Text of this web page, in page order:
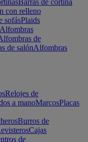
Barras de cortina
con relleno
sofásPlaids
Alfombras
de
de salónAlfombras
Relojes de
a manoMarcosPlacas
Burros de
Cajas
de